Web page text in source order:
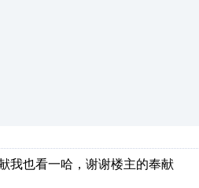
我也看一哈，谢谢楼主的奉献